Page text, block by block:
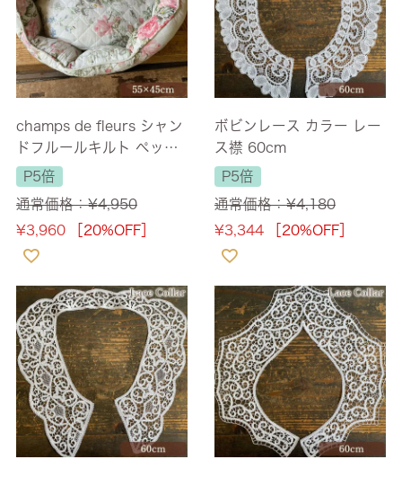
champs de fleurs シャン
ドフルールキルト ペット
ベッド 55×45×H20cm
P5倍
通常価格：¥4,950
¥3,960 ［20%OFF］
ボビンレース カラー レー
ス襟 60cm
P5倍
通常価格：¥4,180
¥3,344 ［20%OFF］